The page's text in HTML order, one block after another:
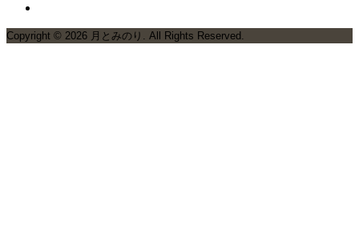
Copyright © 2026 月とみのり. All Rights Reserved.